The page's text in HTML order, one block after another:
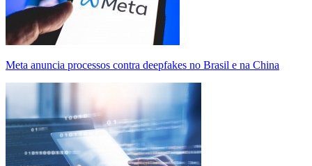
Meta anuncia processos contra deepfakes no Brasil e na China